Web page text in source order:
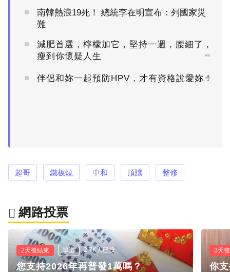
南韓熱浪19死！ 總統李在明宣布：列國家災
難
減肥首選，檸檬加它，堅持一週，腰細了，
瘦到你懷疑人生
PR
伴侶和妳一起預防HPV，才有資格說愛妳！
PR
超哥 鐵板燒 中和 頂讓 整修
網路投票
2天後結束 單選 2.7K人已投
您支持2026年再普發1萬嗎？
3天
你